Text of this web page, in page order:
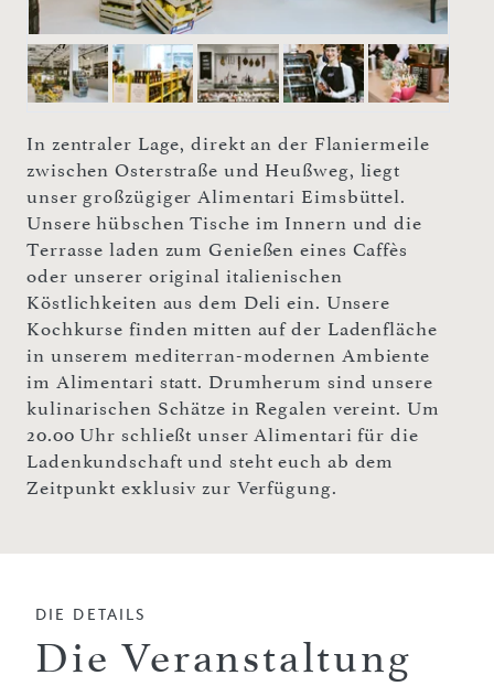
In zentraler Lage, direkt an der Flaniermeile
zwischen Osterstraße und Heußweg, liegt
unser großzügiger Alimentari Eimsbüttel.
Unsere hübschen Tische im Innern und die
Terrasse laden zum Genießen eines Caffès
oder unserer original italienischen
Köstlichkeiten aus dem Deli ein. Unsere
Kochkurse finden mitten auf der Ladenfläche
in unserem mediterran-modernen Ambiente
im Alimentari statt. Drumherum sind unsere
kulinarischen Schätze in Regalen vereint. Um
20.00 Uhr schließt unser Alimentari für die
Ladenkundschaft und steht euch ab dem
Zeitpunkt exklusiv zur Verfügung.
DIE DETAILS
Die Veranstaltung